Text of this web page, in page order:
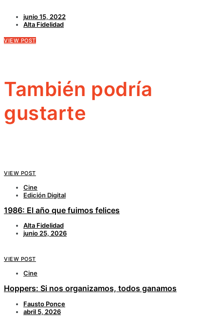
junio 15, 2022
Alta Fidelidad
VIEW POST
También podría
gustarte
VIEW POST
Cine
Edición Digital
1986: El año que fuimos felices
Alta Fidelidad
junio 25, 2026
VIEW POST
Cine
Hoppers: Si nos organizamos, todos ganamos
Fausto Ponce
abril 5, 2026